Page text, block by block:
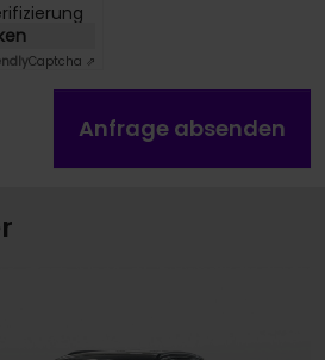
Captcha ⇗
Anfrage absenden